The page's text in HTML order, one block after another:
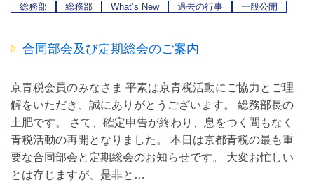
総務部 総務部 What’s New 過去の行事 一般公開
合同部会及び定期総会のご案内
京青税会員のみなさま 平素は京青税活動にご協力とご理
解をいただき、誠にありがとうございます。 総務部長の
土肥です。 さて、確定申告が終わり、息をつく間もなく
青税活動の再開となりました。 本日は京都青税の最も重
要な合同部会と定期総会のお知らせです。 大変お忙しい
とは存じますが、是非と…